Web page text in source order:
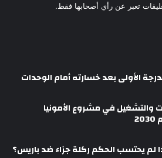
تعبر عن رأي أصحابها فقط.
الأولى بعد خسارته أمام الوحدات
والتشغيل في مشروع الأمونيا
لم يحتسب الحكم ركلة جزاء ضد باريس؟